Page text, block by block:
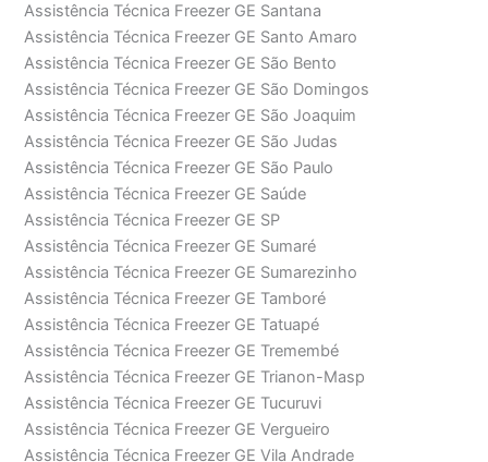
Assistência Técnica Freezer GE Santana
Assistência Técnica Freezer GE Santo Amaro
Assistência Técnica Freezer GE São Bento
Assistência Técnica Freezer GE São Domingos
Assistência Técnica Freezer GE São Joaquim
Assistência Técnica Freezer GE São Judas
Assistência Técnica Freezer GE São Paulo
Assistência Técnica Freezer GE Saúde
Assistência Técnica Freezer GE SP
Assistência Técnica Freezer GE Sumaré
Assistência Técnica Freezer GE Sumarezinho
Assistência Técnica Freezer GE Tamboré
Assistência Técnica Freezer GE Tatuapé
Assistência Técnica Freezer GE Tremembé
Assistência Técnica Freezer GE Trianon-Masp
Assistência Técnica Freezer GE Tucuruvi
Assistência Técnica Freezer GE Vergueiro
Assistência Técnica Freezer GE Vila Andrade